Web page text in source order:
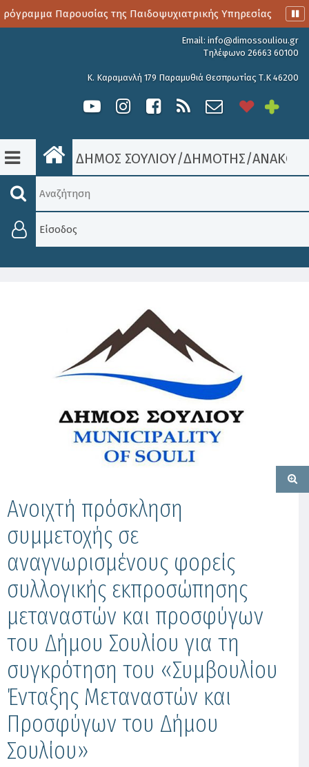
Παρουσίας της Παιδοψυχιατρικής Υπηρεσίας
Email: info@dimossouliou.gr
Τηλέφωνο 26663 60100
Κ. Καραμανλή 179 Παραμυθιά Θεσπρωτίας Τ.Κ 46200
ΔΗΜΟΣ ΣΟΥΛΙΟΥ/ΔΗΜΟΤΗΣ/
Είσοδος
Ανοιχτή πρόσκληση
συμμετοχής σε
αναγνωρισμένους φορείς
συλλογικής εκπροσώπησης
μεταναστών και προσφύγων
του Δήμου Σουλίου για τη
συγκρότηση του «Συμβουλίου
Ένταξης Μεταναστών και
Προσφύγων του Δήμου
Σουλίου»